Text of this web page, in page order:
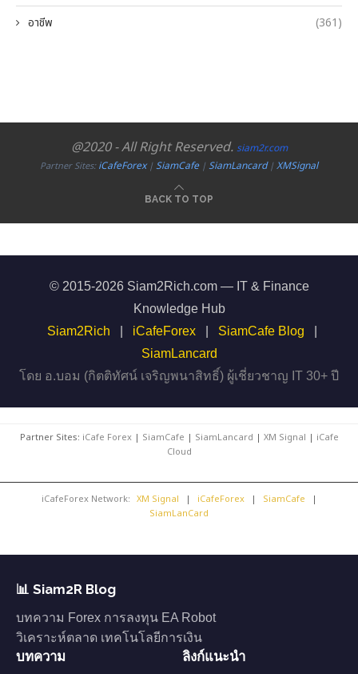
อาชีพ (361)
@2020 - All Right Reserved. siam2r.com
Partner Sites:iCafeForex|SiamCafe|SiamLancard|XMSignal
BACK TO TOP
© 2015-2026 Siam2Rich.com — IT & Finance
Knowledge Hub
Siam2Rich
iCafeForex SiamCafe Blog
SiamLancard
โดย อ.บอม (กิตติทัศน์ เจริญพนาสิทธิ์) ผู้เชี่ยวชาญ IT 30+ ปี
Partner Sites: iCafe Forex| SiamCafe | SiamLancard | XM Signal | iCafe
Cloud
iCafeForex Network: XM Signal | iCafeForex | SiamCafe
|
SiamLanCard
📊 Siam2R Blog
บทความ Forex การลงทุน EA Robot
วิเคราะห์ตลาด เทคโนโลยีการเงิน
บทความ ลิงก์แนะนำ